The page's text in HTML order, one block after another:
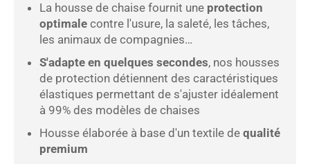
La housse de chaise fournit une protection
optimale contre l'usure, la saleté, les tâches,
les animaux de compagnies…
S'adapte en quelques secondes, nos housses
de protection détiennent des caractéristiques
élastiques permettant de s'ajuster idéalement
à 99% des modèles de chaises
Housse élaborée à base d'un textile de qualité
premium